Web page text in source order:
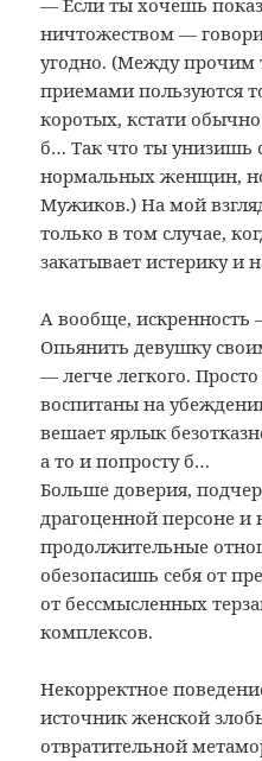
— Если ты хочешь
ничтожеством —
угодно. (Между прочим
приемами пользуются
коротых, кстати
б… Так что ты унизишь
нормальных женщин,
Мужиков.) На мой
только в том случае,
закатывает истерику и
А вообще,
Опьянить девушку
— легче легкого.
воспитаны на
вешает ярлык
а то и попросту б…
Больше доверия,
драгоценной персоне
продолжительные
обезопасишь себя от
от бессмысленных
комплексов.
Некорректное
источник женской
отвратительной